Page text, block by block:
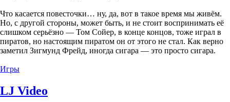
Что касается повесточки… ну, да, вот в такое время мы живём.
Но, с другой стороны, может быть, и не стоит воспринимать её
слишком серьёзно — Том Сойер, в конце концов, тоже играл в
пиратов, но настоящим пиратом он от этого не стал. Как верно
заметил Зигмунд Фрейд, иногда сигара — это просто сигара.
Игры
LJ Video